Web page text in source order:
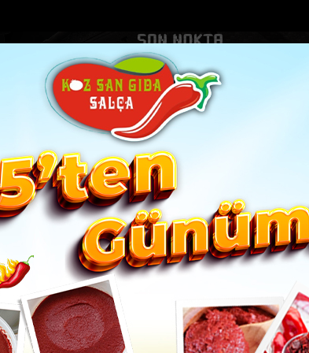
46.2686 EURO 53.5186
KADIN-YAŞAM
Manavgat Belediyesinden yaylalara kütüphane d...